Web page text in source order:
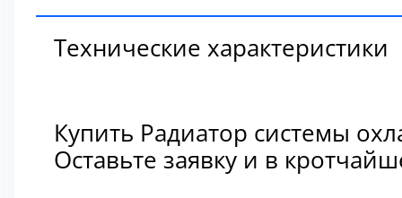
Технические характеристики
Купить Радиатор системы
Оставьте заявку и в